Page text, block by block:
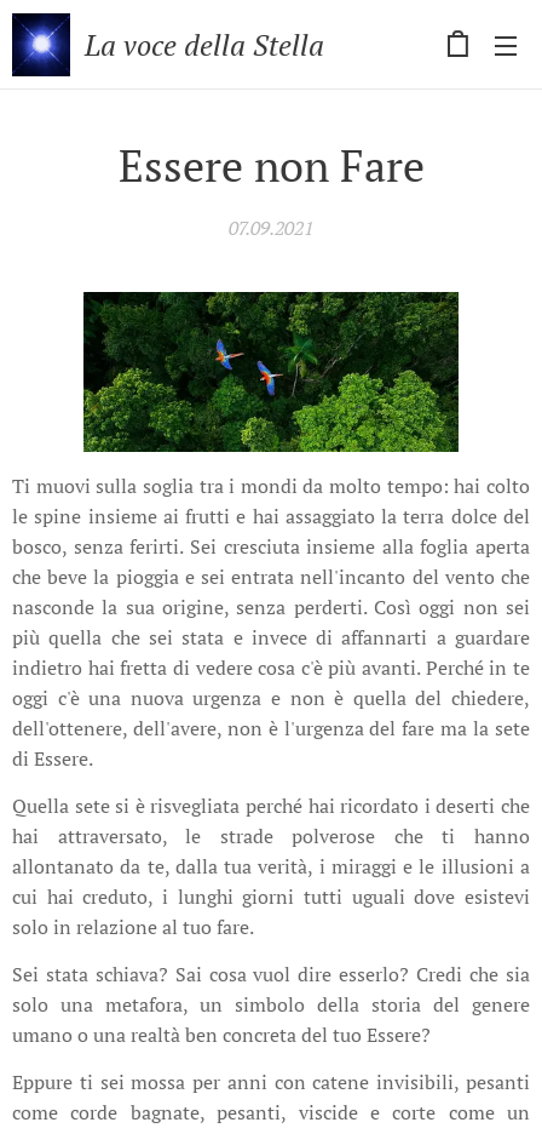
La voce della Stella
Essere non Fare
07.09.2021
Ti muovi sulla soglia tra i mondi da molto tempo: hai colto
le spine insieme ai frutti e hai assaggiato la terra dolce del
bosco, senza ferirti. Sei cresciuta insieme alla foglia aperta
che beve la pioggia e sei entrata nell'incanto del vento che
nasconde la sua origine, senza perderti. Così oggi non sei
più quella che sei stata e invece di affannarti a guardare
indietro hai fretta di vedere cosa c'è più avanti. Perché in te
oggi c'è una nuova urgenza e non è quella del chiedere,
dell'ottenere, dell'avere, non è l'urgenza del fare ma la sete
di Essere.
Quella sete si è risvegliata perché hai ricordato i deserti che
hai attraversato, le strade polverose che ti hanno
allontanato da te, dalla tua verità, i miraggi e le illusioni a
cui hai creduto, i lunghi giorni tutti uguali dove esistevi
solo in relazione al tuo fare.
Sei stata schiava? Sai cosa vuol dire esserlo? Credi che sia
solo una metafora, un simbolo della storia del genere
umano o una realtà ben concreta del tuo Essere?
Eppure ti sei mossa per anni con catene invisibili, pesanti
come corde bagnate, pesanti, viscide e corte come un